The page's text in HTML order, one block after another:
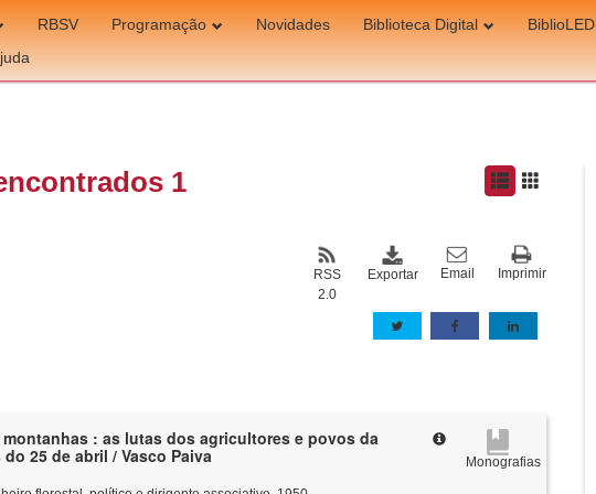
RBSV Programação Novidades Biblioteca Digital BiblioLED
1
Imprimir
Email
Exportar
RSS
2.0
: as lutas dos agricultores e povos da
25 de abril / Vasco Paiva
Monografias